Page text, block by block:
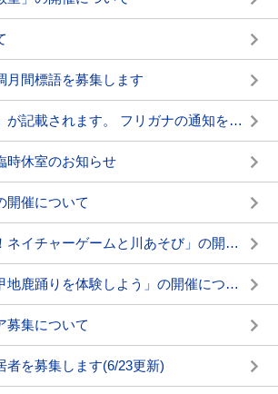
月間標語を募集します
戸籍に『フリガナ』が記載されます。 フリガナの通知を必ず確認しましょう。
時休室のお知らせ
開催について
「五感でたんけん！ネイチャーゲームと川あそび」の開催について
たのはた地域塾「甲地鹿踊りを体験しよう」の開催について
募集について
者を募集します(6/23更新)